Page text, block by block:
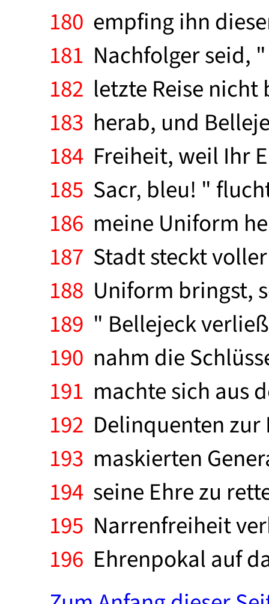
180 empfing ihn
181 Nachfolger seid,
182 letzte Reise nicht
183 herab, und
184 Freiheit, weil Ihr
185 Sacr‚ bleu! "
186 meine Uniform
187 Stadt steckt
188 Uniform bringst,
189 " Bellejeck
190 nahm die
191 machte sich aus
192 Delinquenten
193 maskierten
194 seine Ehre zu
195 Narrenfreiheit
196 Ehrenpokal auf